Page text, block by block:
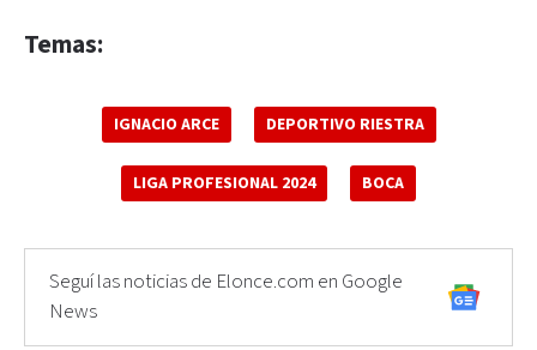
Temas:
IGNACIO ARCE DEPORTIVO RIESTRA
LIGA PROFESIONAL 2024 BOCA
Seguí las noticias de Elonce.com en Google
News